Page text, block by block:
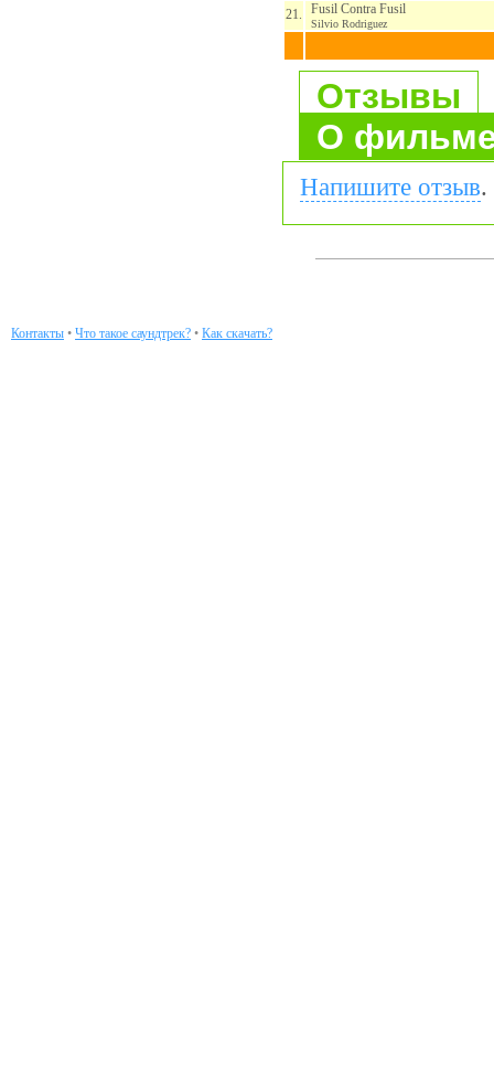
21. Fusil Contra Fusil
Silvio Rodriguez
Отзывы
О
Напишите отзыв.
Контакты • Что такое саундтрек? • Как скачать?